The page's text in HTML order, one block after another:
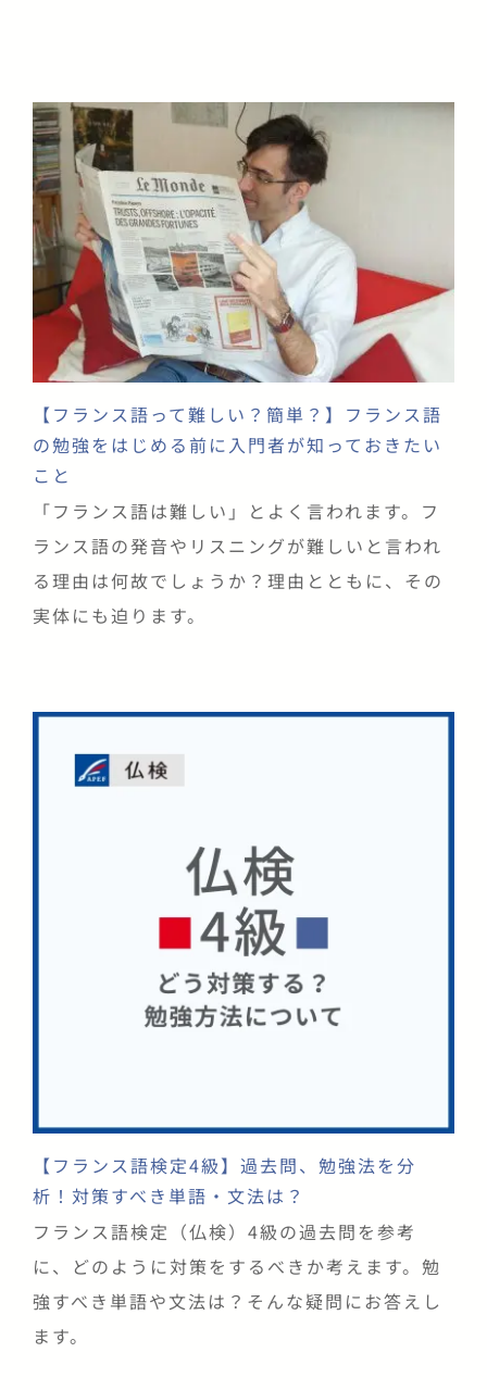
【フランス語って難しい？簡単？】フランス語
の勉強をはじめる前に入門者が知っておきたい
こと
「フランス語は難しい」とよく言われます。フ
ランス語の発音やリスニングが難しいと言われ
る理由は何故でしょうか？理由とともに、その
実体にも迫ります。
【フランス語検定4級】過去問、勉強法を分
析！対策すべき単語・文法は？
フランス語検定（仏検）4級の過去問を参考
に、どのように対策をするべきか考えます。勉
強すべき単語や文法は？そんな疑問にお答えし
ます。